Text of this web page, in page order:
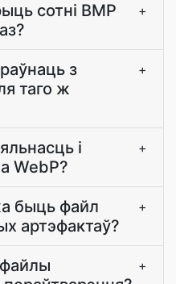
сотні BMP
+
з
таго ж
+
і
WebP?
+
быць файл
артэфактаў?
+
+